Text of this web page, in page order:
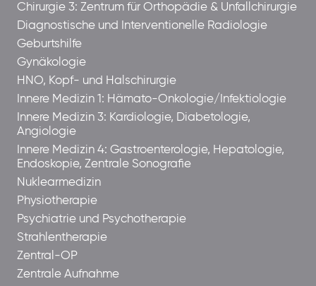
Chirurgie 3: Zentrum für Orthopädie & Unfallchirurgie
Diagnostische und Interventionelle Radiologie
Geburtshilfe
Gynäkologie
HNO, Kopf- und Halschirurgie
Innere Medizin 1: Hämato-Onkologie/Infektiologie
Innere Medizin 3: Kardiologie, Diabetologie,
Angiologie
Innere Medizin 4: Gastroenterologie, Hepatologie,
Endoskopie, Zentrale Sonografie
Nuklearmedizin
Physiotherapie
Psychiatrie und Psychotherapie
Strahlentherapie
Zentral-OP
Zentrale Aufnahme